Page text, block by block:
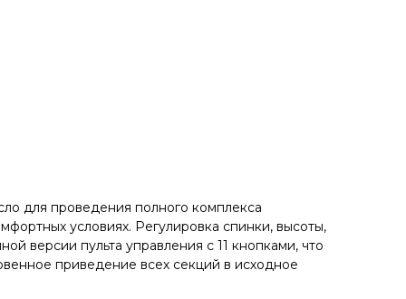
для проведения полного комплекса
условиях. Регулировка спинки, высоты,
версии пульта управления с 11 кнопками, что
приведение всех секций в исходное